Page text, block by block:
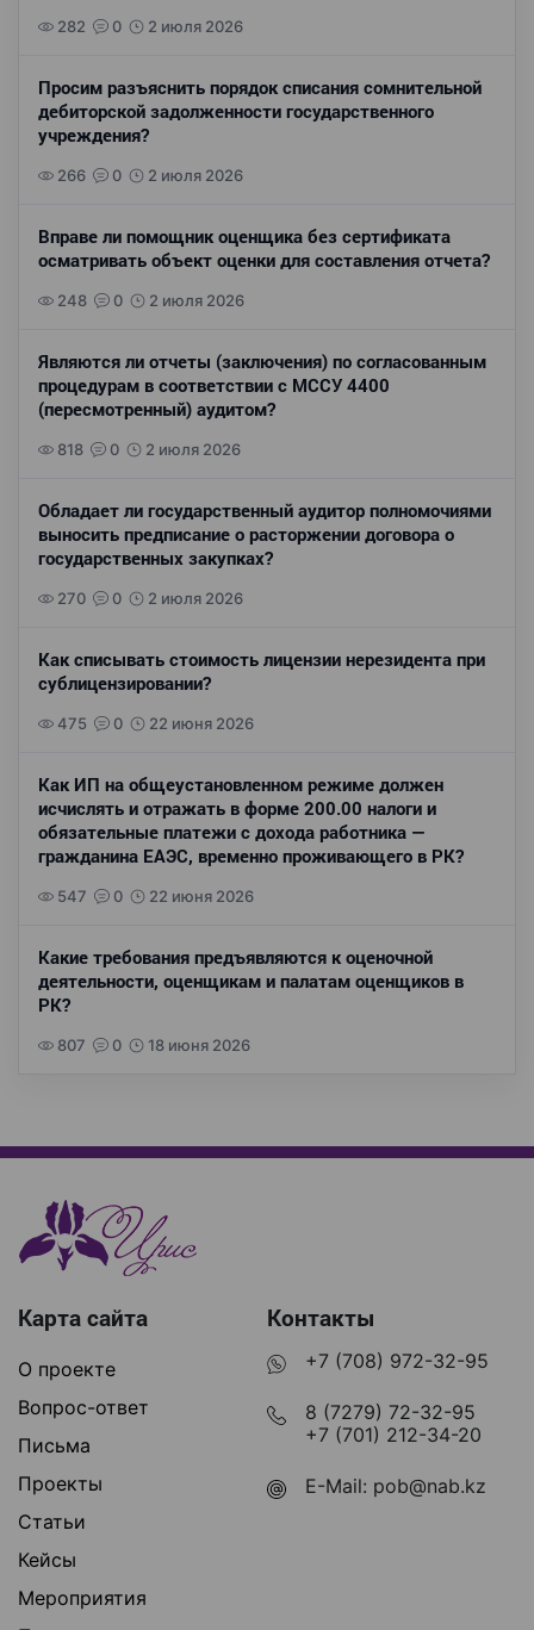
282 0 2 июля 2026
Просим разъяснить порядок списания сомнительной
дебиторской задолженности государственного
учреждения?
266 0 2 июля 2026
Вправе ли помощник оценщика без сертификата
осматривать объект оценки для составления отчета?
248 0 2 июля 2026
Являются ли отчеты (заключения) по согласованным
процедурам в соответствии с МССУ 4400
(пересмотренный) аудитом?
818 0 2 июля 2026
Обладает ли государственный аудитор полномочиями
выносить предписание о расторжении договора о
государственных закупках?
270 0 2 июля 2026
Как списывать стоимость лицензии нерезидента при
сублицензировании?
475 0 22 июня 2026
Как ИП на общеустановленном режиме должен
исчислять и отражать в форме 200.00 налоги и
обязательные платежи с дохода работника —
гражданина ЕАЭС, временно проживающего в РК?
547 0 22 июня 2026
Какие требования предъявляются к оценочной
деятельности, оценщикам и палатам оценщиков в
РК?
807 0 18 июня 2026
Карта сайта
О проекте
Вопрос-ответ
Письма
Проекты
Статьи
Кейсы
Мероприятия
Контакты
+7 (708) 972-32-95
8 (7279) 72-32-95
+7 (701) 212-34-20
E-Mail: pob@nab.kz